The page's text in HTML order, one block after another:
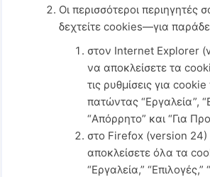
Οι περισσότεροι περιηγητές
δεχτείτε cookies—για
στον Internet Explorer
να αποκλείσετε τα
τις ρυθμίσεις για
πατώντας “Εργαλεία”,
“Απόρρητο” και “Για
στο Firefox (version 24)
αποκλείσετε όλα τα
“Εργαλεία,” “Επιλογές,”